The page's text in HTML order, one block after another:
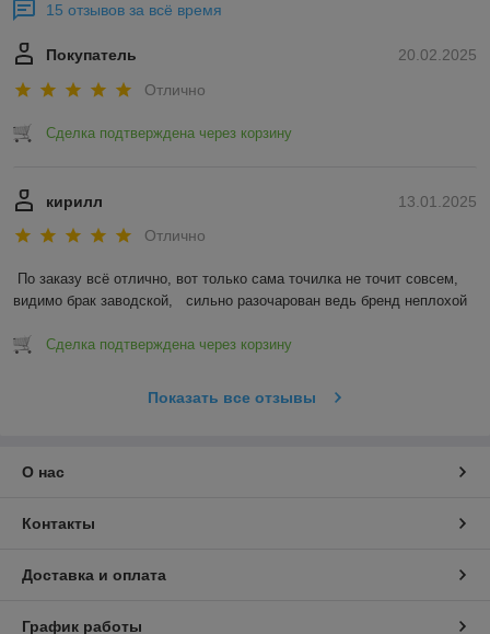
15 отзывов за всё время
20.02.2025
Покупатель
Отлично
Сделка подтверждена через корзину
13.01.2025
кирилл
Отлично
По заказу всё отлично, вот только сама точилка не точит совсем,
видимо брак заводской,   сильно разочарован ведь бренд неплохой
Сделка подтверждена через корзину
Показать все отзывы
О нас
Контакты
Доставка и оплата
График работы